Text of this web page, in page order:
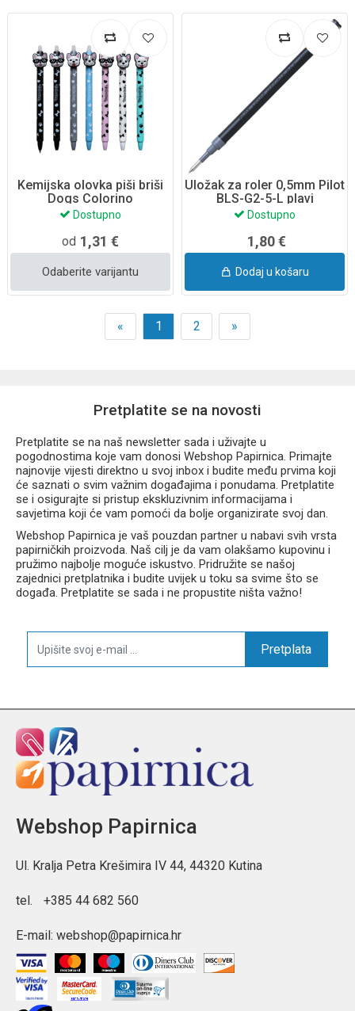
Kemijska olovka piši briši
Dogs Colorino
Dostupno
od 1,31 €
Odaberite varijantu
Uložak za roler 0,5mm Pilot
BLS-G2-5-L plavi
Dostupno
1,80 €
Dodaj u košaru
« 1 2 »
Pretplatite se na novosti
Pretplatite se na naš newsletter sada i uživajte u
pogodnostima koje vam donosi Webshop Papirnica. Primajte
najnovije vijesti direktno u svoj inbox i budite među prvima koji
će saznati o svim važnim događajima i ponudama. Pretplatite
se i osigurajte si pristup ekskluzivnim informacijama i
savjetima koji će vam pomoći da bolje organizirate svoj dan.
Webshop Papirnica je vaš pouzdan partner u nabavi svih vrsta
papirničkih proizvoda. Naš cilj je da vam olakšamo kupovinu i
pružimo najbolje moguće iskustvo. Pridružite se našoj
zajednici pretplatnika i budite uvijek u toku sa svime što se
događa. Pretplatite se sada i ne propustite ništa važno!
Pretplata
Webshop Papirnica
Ul. Kralja Petra Krešimira IV 44, 44320 Kutina
tel. +385 44 682 560
E-mail: webshop@papirnica.hr